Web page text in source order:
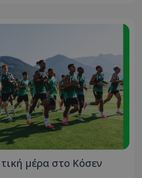
μέρα στο Κόσεν